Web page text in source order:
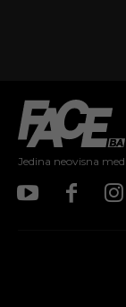
Jedina neovisna